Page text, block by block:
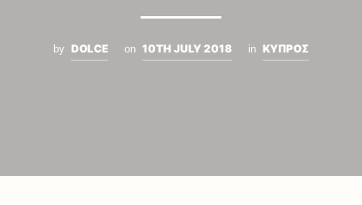
by DOLCE on 10TH JULY 2018 in ΚΥΠΡΟΣ